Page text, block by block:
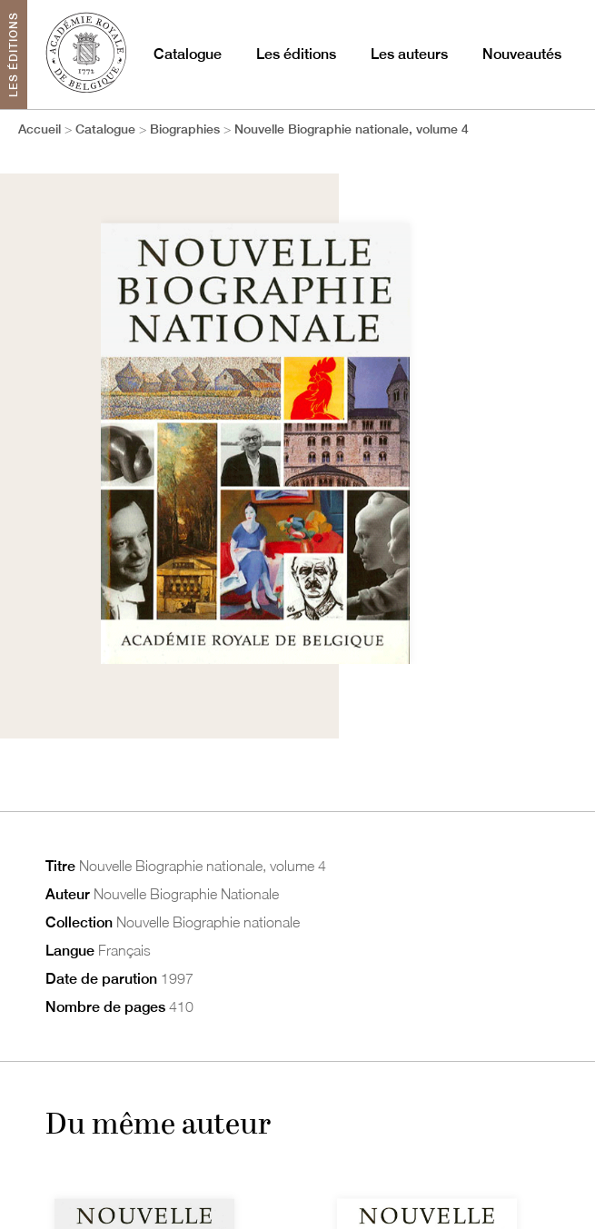
LES ÉDITIONS Catalogue Les éditions Les auteurs Nouveautés
Accueil Catalogue Biographies Nouvelle Biographie nationale, volume 4
Titre Nouvelle Biographie nationale, volume 4
Auteur Nouvelle Biographie Nationale
Collection Nouvelle Biographie nationale
Langue Français
Date de parution 1997
Nombre de pages 410
Du même auteur